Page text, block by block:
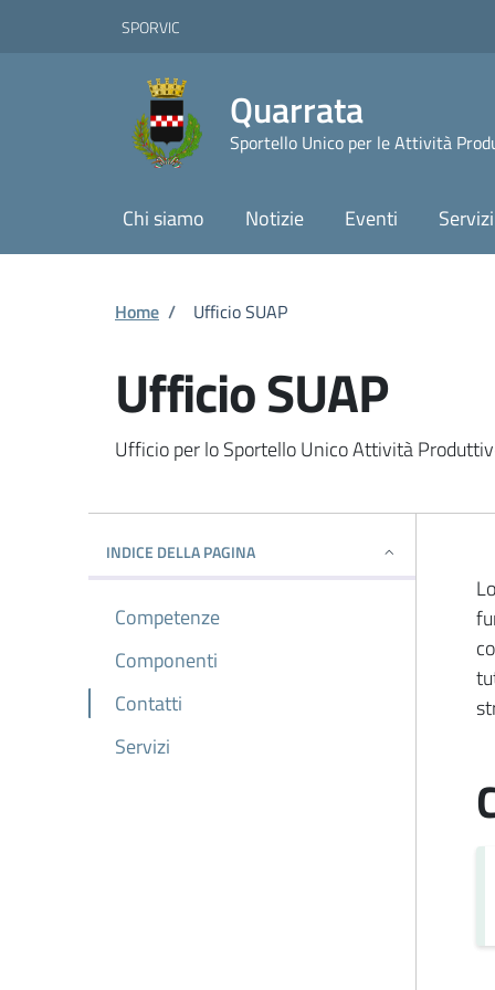
Skip to Main Content
SPORVIC
Quarrata
Sportello Unico per le Attività
Chi siamo Notizie Eventi Servizi
Home / Ufficio SUAP
Ufficio SUAP
Ufficio per lo Sportello Unico Attività
INDICE DELLA PAGINA
Competenze
Componenti
Contatti
Servizi